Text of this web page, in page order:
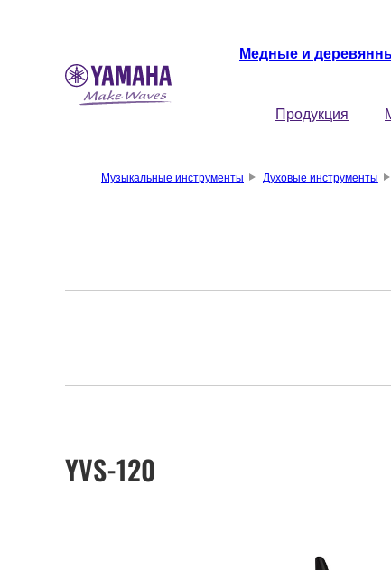
Медные и
Продукция
Музыкальные инструменты Духовые инструменты
YVS-120